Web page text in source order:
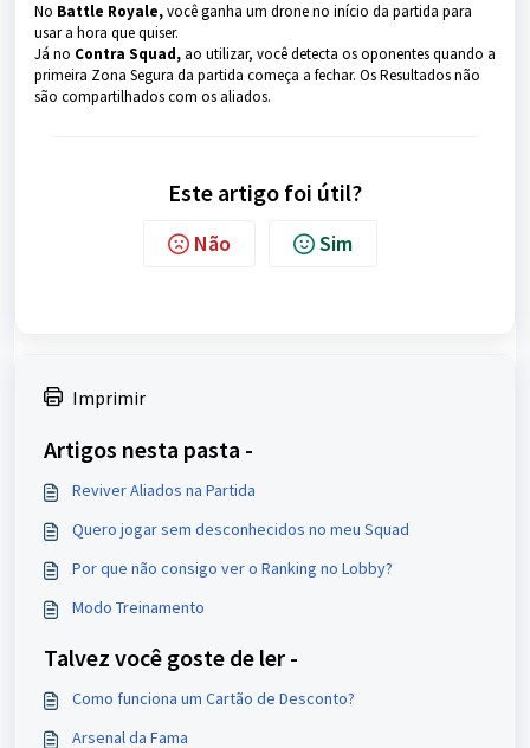
No Battle Royale,você ganha um drone no início da partida para
usar a hora que quiser.
Já no Contra Squad, ao utilizar, você detecta os oponentes quando a
primeira Zona Segura da partida começa a fechar. Os Resultados não
são compartilhados com os aliados.
Este artigo foi útil?
Não Sim
Imprimir
Artigos nesta pasta -
Reviver Aliados na Partida
Quero jogar sem desconhecidos no meu Squad
Por que não consigo ver o Ranking no Lobby?
Modo Treinamento
Talvez você goste de ler -
Como funciona um Cartão de Desconto?
Arsenal da Fama